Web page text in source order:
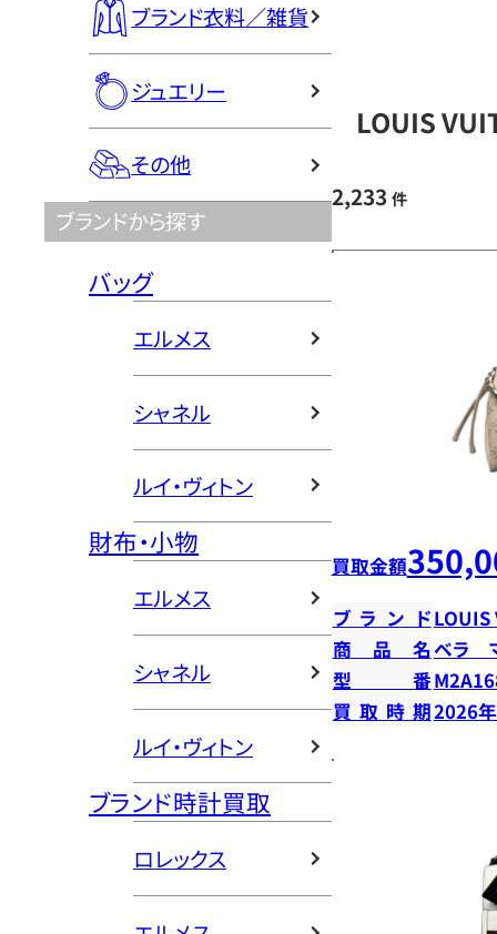
ブランド衣料／雑貨
ジュエリー
その他
ブランドから探す
バッグ
エルメス
シャネル
ルイ・ヴィトン
財布・小物
エルメス
シャネル
ルイ・ヴィトン
ブランド時計買取
ロレックス
LOUIS
2,233 件
買取金額
ブランドLOUIS
商品名ベラ
型番
買取時期2026